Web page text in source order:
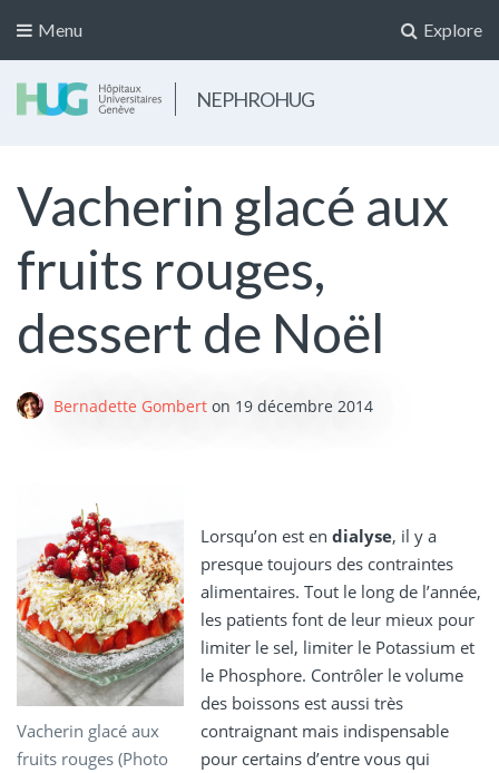
Explore
Menu
NEPHROHUG
Vacherin glacé aux
fruits rouges,
dessert de Noël
Bernadette Gombert on 19 décembre 2014
Vacherin glacé aux
fruits rouges (Photo
Lorsqu’on est en dialyse, il y a
presque toujours des contraintes
alimentaires. Tout le long de l’année,
les patients font de leur mieux pour
limiter le sel, limiter le Potassium et
le Phosphore. Contrôler le volume
des boissons est aussi très
contraignant mais indispensable
pour certains d’entre vous qui